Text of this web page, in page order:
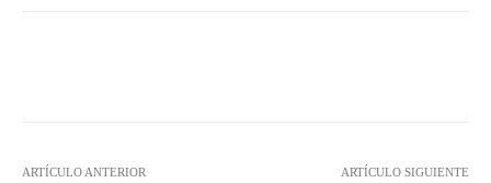
ARTÍCULO ANTERIOR ARTÍCULO SIGUIENTE